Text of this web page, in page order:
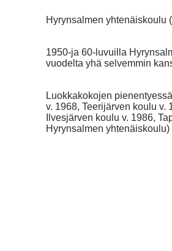
Hyrynsalmen yhtenäiskoulu
1950-ja 60-luvuilla
vuodelta yhä selvemmin
Luokkakokojen
v. 1968, Teerijärven koulu v.
Ilvesjärven koulu v. 1986,
Hyrynsalmen